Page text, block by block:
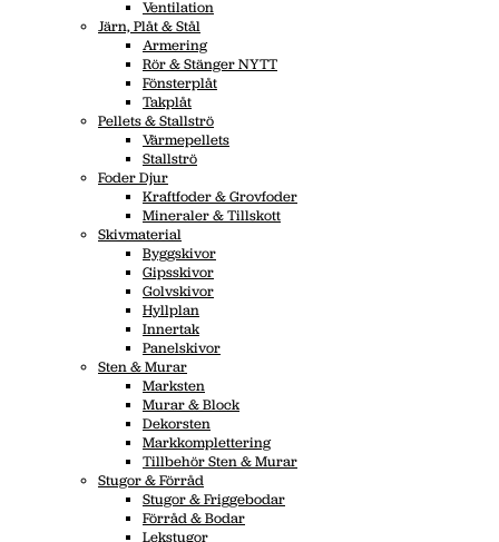
Ventilation
Järn, Plåt & Stål
Armering
Rör & Stänger NYTT
Fönsterplåt
Takplåt
Pellets & Stallströ
Värmepellets
Stallströ
Foder Djur
Kraftfoder & Grovfoder
Mineraler & Tillskott
Skivmaterial
Byggskivor
Gipsskivor
Golvskivor
Hyllplan
Innertak
Panelskivor
Sten & Murar
Marksten
Murar & Block
Dekorsten
Markkomplettering
Tillbehör Sten & Murar
Stugor & Förråd
Stugor & Friggebodar
Förråd & Bodar
Lekstugor